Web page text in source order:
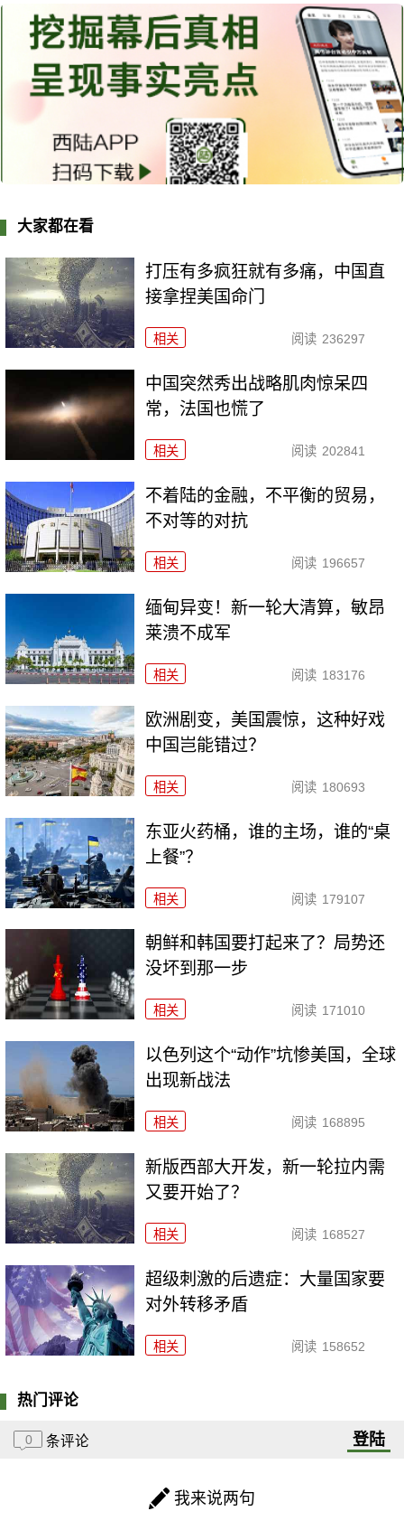
大家都在看
打压有多疯狂就有多痛，中国直
接拿捏美国命门
相关 阅读 236297
中国突然秀出战略肌肉惊呆四
常，法国也慌了
相关 阅读 202841
不着陆的金融，不平衡的贸易，
不对等的对抗
相关 阅读 196657
缅甸异变！新一轮大清算，敏昂
莱溃不成军
相关 阅读 183176
欧洲剧变，美国震惊，这种好戏
中国岂能错过？
相关 阅读 180693
东亚火药桶，谁的主场，谁的“桌
上餐”？
相关 阅读 179107
朝鲜和韩国要打起来了？局势还
没坏到那一步
相关 阅读 171010
以色列这个“动作”坑惨美国，全球
出现新战法
相关 阅读 168895
新版西部大开发，新一轮拉内需
又要开始了？
相关 阅读 168527
超级刺激的后遗症：大量国家要
对外转移矛盾
相关 阅读 158652
热门评论
0 条评论 登陆
我来说两句